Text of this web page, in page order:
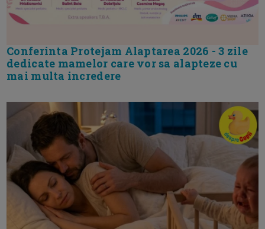
Conferinta Protejam Alaptarea 2026 - 3 zile
dedicate mamelor care vor sa alapteze cu
mai multa incredere